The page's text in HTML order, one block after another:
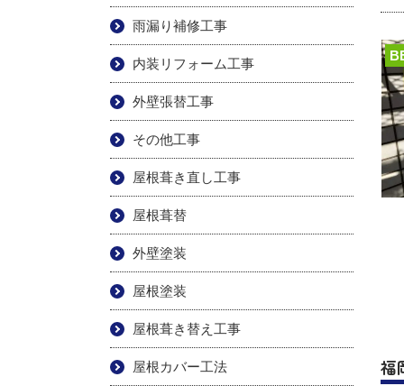
福
雨漏り補修工事
内装リフォーム工事
外壁張替工事
その他工事
屋根葺き直し工事
屋根葺替
外壁塗装
屋根塗装
屋根葺き替え工事
屋根カバー工法